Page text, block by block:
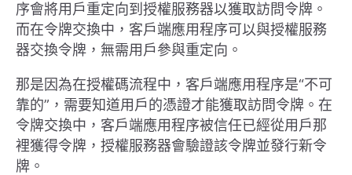
序會將用戶重定向到授權服務器以獲取訪問令牌。
而在令牌交換中，客戶端應用程序可以與授權服務
器交換令牌，無需用戶參與重定向。
那是因為在授權碼流程中，客戶端應用程序是“不可
靠的”，需要知道用戶的憑證才能獲取訪問令牌。在
令牌交換中，客戶端應用程序被信任已經從用戶那
裡獲得令牌，授權服務器會驗證該令牌並發行新令
牌。